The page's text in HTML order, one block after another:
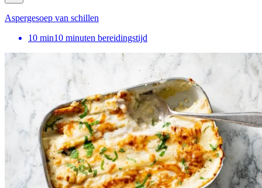
Aspergesoep van schillen
10 min10 minuten bereidingstijd